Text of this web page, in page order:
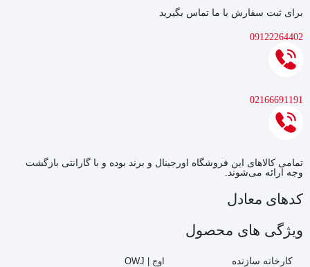
برای ثبت سفارش با ما تماس بگیرید
09122264402
02166691191
تمامی کالاهای این فروشگاه اورجینال و برند بوده و با گارانتی بازگشت
وجه ارائه می‌شوند.
کدهای معادل
ویژگی های محصول
کارخانه سازنده اوج | OWJ